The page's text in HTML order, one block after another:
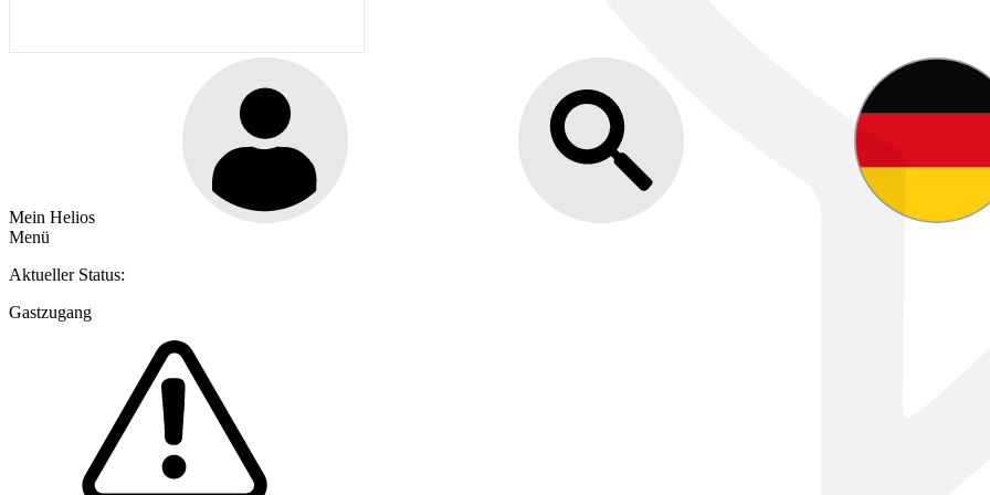
Mein Helios
Menü
Aktueller Status:
Gastzugang